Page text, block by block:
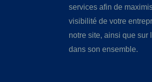
services afin de
visibilité de votre
notre site, ainsi que sur
dans son ensemble.